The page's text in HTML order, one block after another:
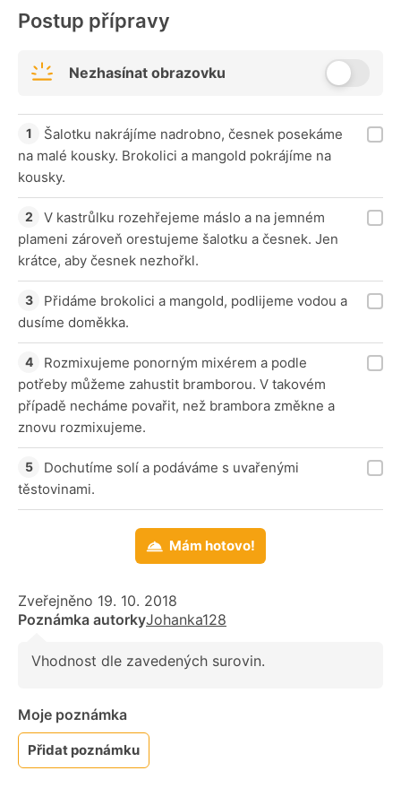
Postup přípravy
Nezhasínat obrazovku
Šalotku nakrájíme nadrobno, česnek posekáme
na malé kousky. Brokolici a mangold pokrájíme na
kousky.
V kastrůlku rozehřejeme máslo a na jemném
plameni zároveň orestujeme šalotku a česnek. Jen
krátce, aby česnek nezhořkl.
Přidáme brokolici a mangold, podlijeme vodou a
dusíme doměkka.
Rozmixujeme ponorným mixérem a podle
potřeby můžeme zahustit bramborou. V takovém
případě necháme povařit, než brambora změkne a
znovu rozmixujeme.
Dochutíme solí a podáváme s uvařenými
těstovinami.
Mám hotovo!
Zveřejněno 19. 10. 2018
Poznámka autorkyJohanka128
Vhodnost dle zavedených surovin.
Moje poznámka
Přidat poznámku